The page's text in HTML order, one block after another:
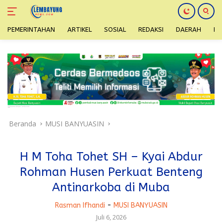
konten
PEMERINTAHAN ARTIKEL SOSIAL REDAKSI DAERAH
Beranda MUSI BANYUASIN
H M Toha Tohet SH – Kyai Abdur
Rohman Husen Perkuat Benteng
Antinarkoba di Muba
Rasman Ifhandi - MUSI BANYUASIN
Juli 6, 2026